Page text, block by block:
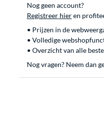
Nog geen account?
Registreer hieren
• Prijzen in de
• Volledige
• Overzicht van alle
Nog vragen? Neem dan